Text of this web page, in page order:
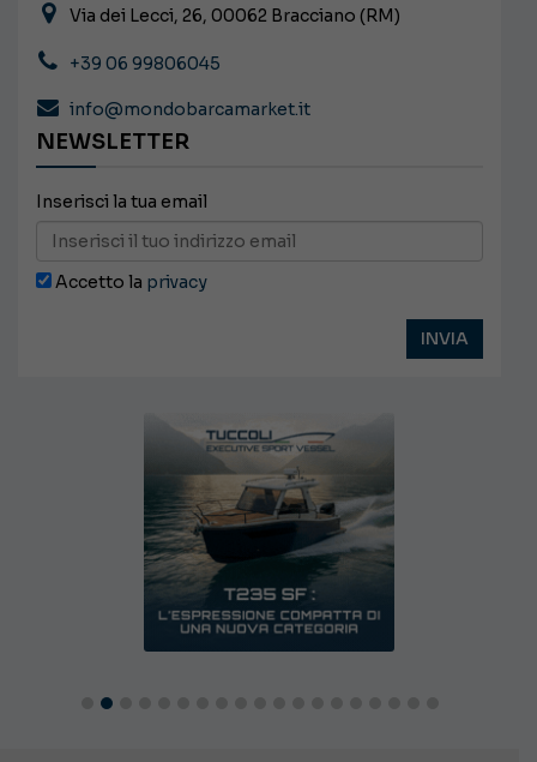
Via dei Lecci, 26, 00062 Bracciano (RM)
+39 06 99806045
info@mondobarcamarket.it
NEWSLETTER
Inserisci la tua email
Accetto la privacy